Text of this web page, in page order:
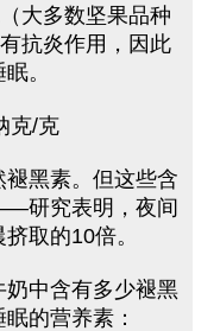
大多数坚果品种
抗炎作用，因此
。
克/克
黑素。但这些含
研究表明，夜间
取的10倍。
中含有多少褪黑
的营养素：